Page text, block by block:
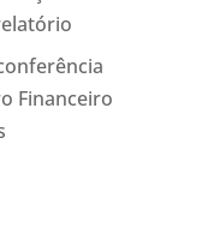
Financeiro